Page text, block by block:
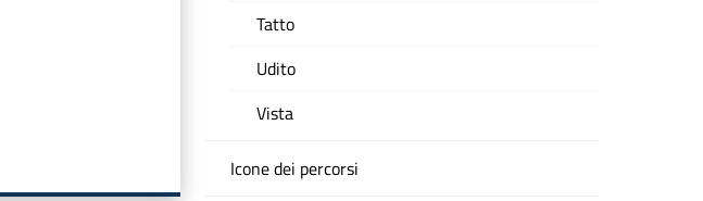
Tatto
Udito
Vista
Icone dei percorsi